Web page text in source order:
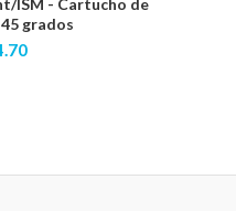
ISM - Cartucho de
grados